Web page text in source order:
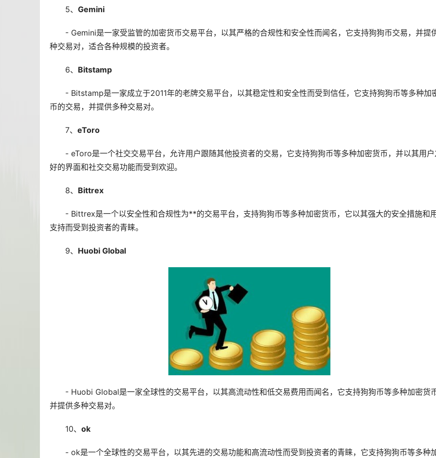
5、 Gemini
- Gemini是一家受监管的加密货币交易平台，以其严格的合规性和安全性而闻名，它支持狗狗币交易，并提
种交易对，适合各种规模的投资者。
6、 Bitstamp
- Bitstamp是一家成立于2011年的老牌交易平台，以其稳定性和安全性而受到信任，它支持狗狗币等多种加
币的交易，并提供多种交易对。
7、 eToro
- eToro是一个社交交易平台，允许用户跟随其他投资者的交易，它支持狗狗币等多种加密货币，并以其用
好的界面和社交交易功能而受到欢迎。
8、 Bittrex
- Bittrex是一个以安全性和合规性为**的交易平台，支持狗狗币等多种加密货币，它以其强大的安全措施和
支持而受到投资者的青睐。
9、 Huobi Global
- Huobi Global是一家全球性的交易平台，以其高流动性和低交易费用而闻名，它支持狗狗币等多种加密货
并提供多种交易对。
10、 ok
- ok是一个全球性的交易平台，以其先进的交易功能和高流动性而受到投资者的青睐，它支持狗狗币等多种